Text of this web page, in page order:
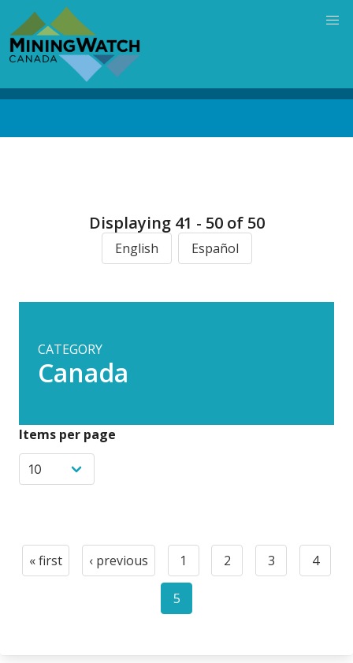
main
content
Displaying 41 - 50 of 50
English Español
CATEGORY
Canada
Items per page
Pagination
First
« first
Previous
‹ previous
Page
1
Page
2
Page
3
Page
4
Current
5